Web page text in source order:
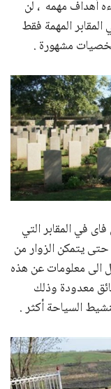
أهداف مهمه ، لن
المهمة فقط
مشهورة .
في المقابر التي
يتمكن الزوار من
الى معلومات عن هذه
معدودة وذلك
السياحة أكثر .